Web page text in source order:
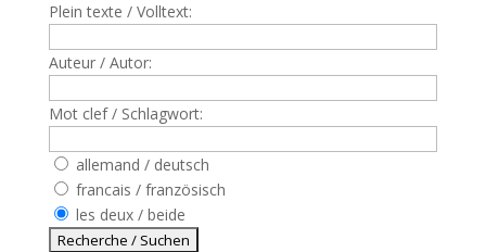
Plein texte / Volltext:
Auteur / Autor:
Mot clef / Schlagwort:
allemand / deutsch
francais / französisch
les deux / beide